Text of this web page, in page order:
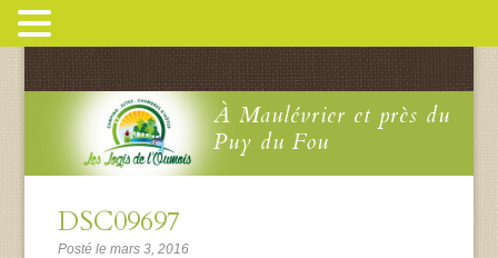
À Maulévrier et près du
Puy du Fou
DSC09697
Posté le mars 3, 2016